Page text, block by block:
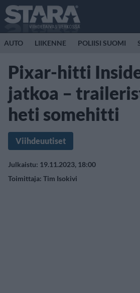
AUTO LIIKENNE POLIISI SUOMI
Pixar-hitti
jatkoa –
heti somehitti
Viihdeuutiset
Julkaistu: 19.11.2023, 18:00
Toimittaja: Tim Isokivi